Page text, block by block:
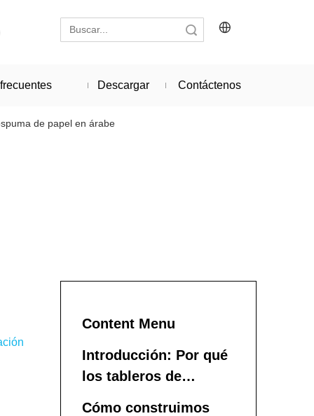
Descargar Contáctenos
de papel en árabe
Content Menu
Introducción: Por qué
los tableros de
Cómo construimos